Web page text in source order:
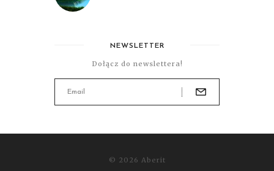
NEWSLETTER
Dołącz do newslettera!
© 2026 Aberit